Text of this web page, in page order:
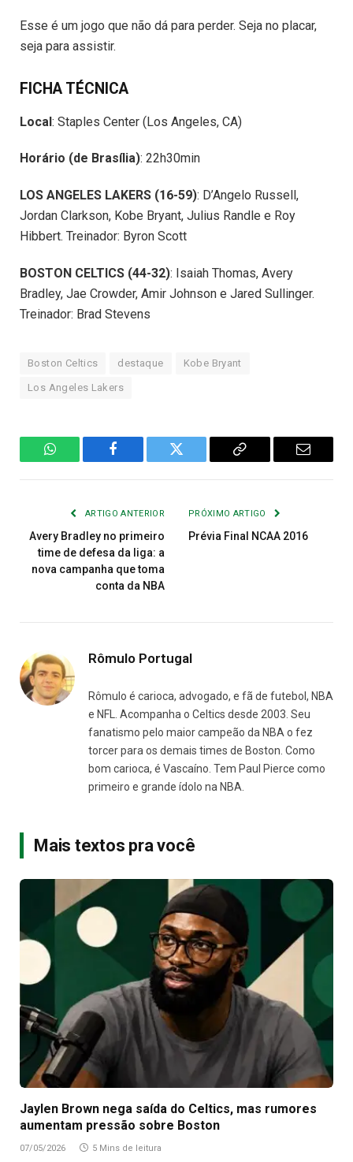
Esse é um jogo que não dá para perder. Seja no placar,
seja para assistir.
FICHA TÉCNICA
Local: Staples Center (Los Angeles, CA)
Horário (de Brasília): 22h30min
LOS ANGELES LAKERS (16-59): D’Angelo Russell,
Jordan Clarkson, Kobe Bryant, Julius Randle e Roy
Hibbert. Treinador: Byron Scott
BOSTON CELTICS (44-32): Isaiah Thomas, Avery
Bradley, Jae Crowder, Amir Johnson e Jared Sullinger.
Treinador: Brad Stevens
Boston Celtics destaque Kobe Bryant
Los Angeles Lakers
WhatsAppFacebook Twitter
Copiar
E-
ARTIGO ANTERIOR
Avery Bradley no primeiro
time de defesa da liga: a
nova campanha que toma
conta da NBA
PRÓXIMO ARTIGO
Prévia Final NCAA 2016
Rômulo Portugal
Rômulo é carioca, advogado, e fã de futebol, NBA
e NFL. Acompanha o Celtics desde 2003. Seu
fanatismo pelo maior campeão da NBA o fez
torcer para os demais times de Boston. Como
bom carioca, é Vascaíno. Tem Paul Pierce como
primeiro e grande ídolo na NBA.
Mais textos pra você
Jaylen Brown nega saída do Celtics, mas rumores
aumentam pressão sobre Boston
07/05/2026 5 Mins de leitura